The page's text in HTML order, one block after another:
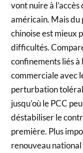
vont nuire à
américain. Mais du
chinoise est mieux
difficultés.
confinements liés
commerciale avec
perturbation
jusqu’où le PCC
déstabiliser le
première. Plus
renouveau national